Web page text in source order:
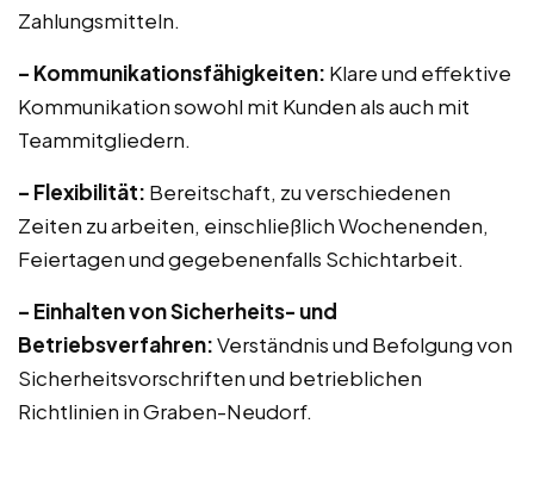
Zahlungsmitteln.
– Kommunikationsfähigkeiten: Klare und effektive
Kommunikation sowohl mit Kunden als auch mit
Teammitgliedern.
– Flexibilität: Bereitschaft, zu verschiedenen
Zeiten zu arbeiten, einschließlich Wochenenden,
Feiertagen und gegebenenfalls Schichtarbeit.
– Einhalten von Sicherheits- und
Betriebsverfahren:Verständnis und Befolgung von
Sicherheitsvorschriften und betrieblichen
Richtlinien in Graben-Neudorf.